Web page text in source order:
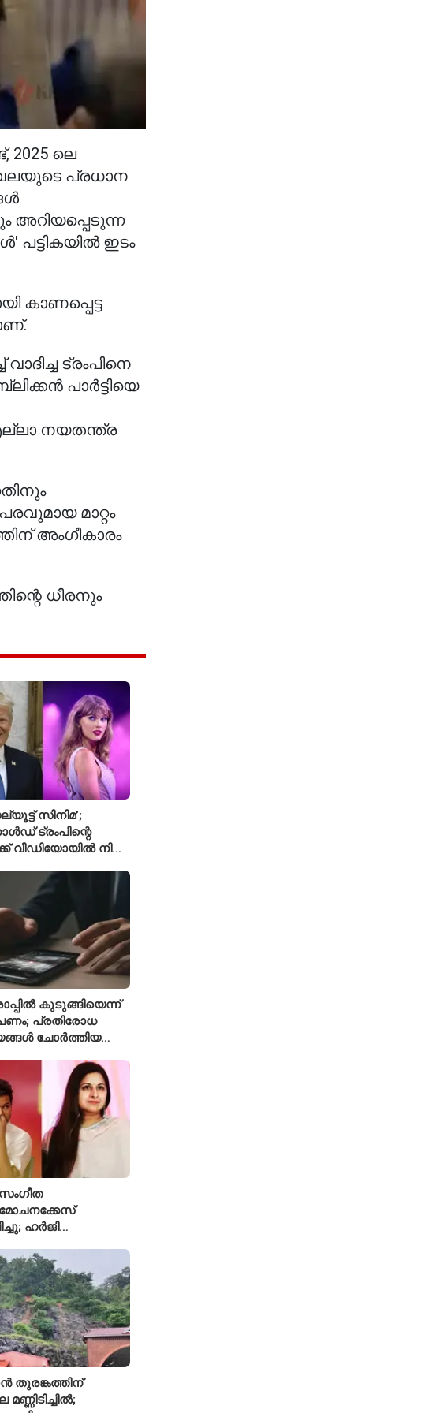
ലെ
പ്രധാന
അറിയപ്പെടുന്ന
പട്ടികയിൽ ഇടം
കാണപ്പെട്ട
ട്രംപിനെ
പാർട്ടിയെ
നയതന്ത്ര
മാറ്റം
അംഗീകാരം
ധീരനും
സിനിമ’;
ട്രംപിന്റെ
വീഡിയോയിൽ നിന്ന്
കുടുങ്ങിയെന്ന്
പ്രതിരോധ
ചോർത്തിയ
ഹർജി
കോടതി
തുരങ്കത്തിന്